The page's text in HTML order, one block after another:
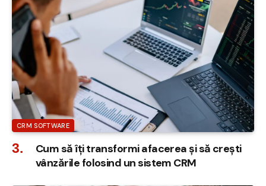
CRM SOFTWARE
Cum să îți transformi afacerea și să crești
vânzările folosind un sistem CRM